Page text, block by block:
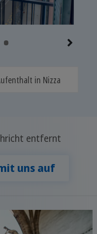
in Nizza
entfernt
uns auf